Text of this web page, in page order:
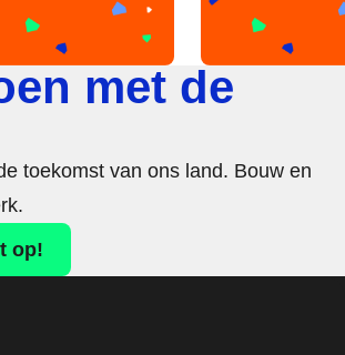
met de
toekomst van ons land. Bouw en
op!